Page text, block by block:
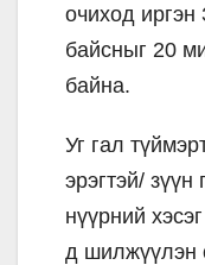
очиход
байсныг 20
байна.
Уг гал
эрэгтэй/
нүүрний
д шилжүүлэн